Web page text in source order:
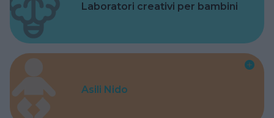
Laboratori creativi per bambini
Asili Nido